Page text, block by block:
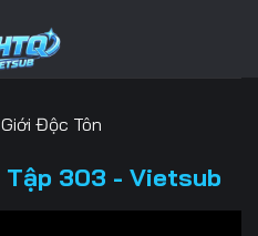
Độc Tôn
303 - Vietsub